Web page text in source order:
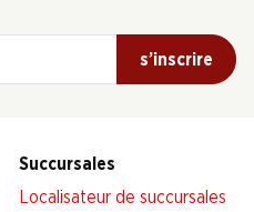
s’inscrire
Succursales
Localisateur de succursales